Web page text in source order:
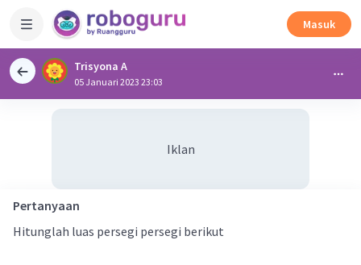
Masuk
Trisyona A
05 Januari 2023 23:03
Iklan
Pertanyaan
Hitunglah luas persegi persegi berikut